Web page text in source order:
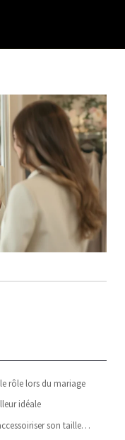
rôle lors du mariage
idéale
Les conseils pratiques pour acheter et accessoiriser son tailleur de mariage